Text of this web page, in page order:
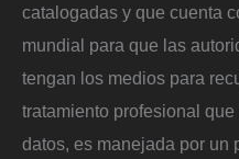
catalogadas y que cuenta
mundial para que las
tengan los medios para
tratamiento profesional
datos, es manejada por un